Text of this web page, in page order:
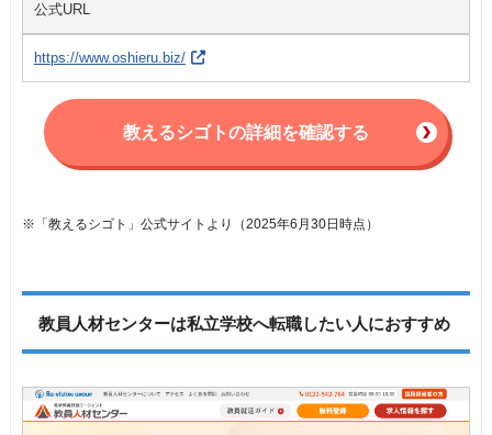
公式URL
https://www.oshieru.biz/
教えるシゴトの詳細を確認する
※「教えるシゴト」公式サイトより（2025年6月30日時点）
教員人材センターは私立学校へ転職したい人におすすめ